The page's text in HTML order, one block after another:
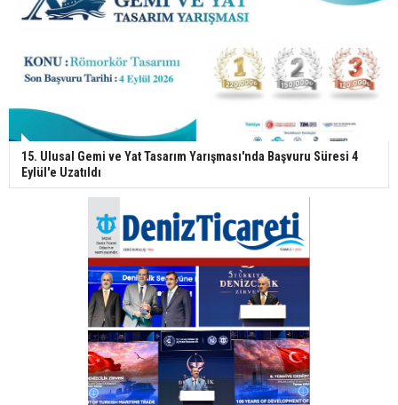
15. Ulusal Gemi ve Yat Tasarım Yarışması'nda Başvuru Süresi 4
Eylül'e Uzatıldı